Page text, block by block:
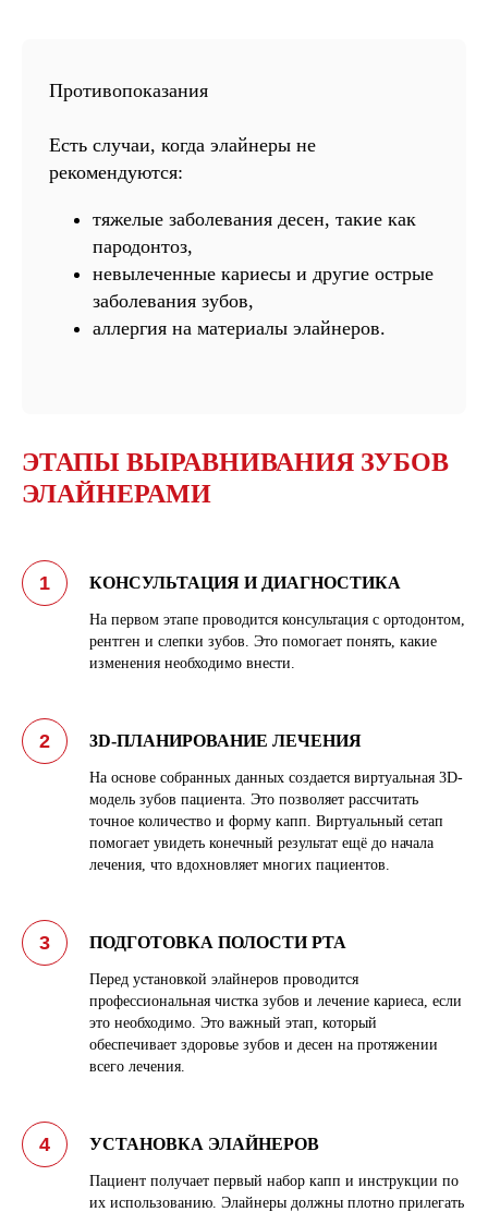
Противопоказания
Есть случаи, когда элайнеры не
рекомендуются:
тяжелые заболевания десен, такие как
пародонтоз,
невылеченные кариесы и другие острые
заболевания зубов,
аллергия на материалы элайнеров.
ЭТАПЫ ВЫРАВНИВАНИЯ ЗУБОВ
ЭЛАЙНЕРАМИ
КОНСУЛЬТАЦИЯ И ДИАГНОСТИКА
На первом этапе проводится консультация с ортодонтом,
рентген и слепки зубов. Это помогает понять, какие
изменения необходимо внести.
3D-ПЛАНИРОВАНИЕ ЛЕЧЕНИЯ
На основе собранных данных создается виртуальная 3D-
модель зубов пациента. Это позволяет рассчитать
точное количество и форму капп. Виртуальный сетап
помогает увидеть конечный результат ещё до начала
лечения, что вдохновляет многих пациентов.
ПОДГОТОВКА ПОЛОСТИ РТА
Перед установкой элайнеров проводится
профессиональная чистка зубов и лечение кариеса, если
это необходимо. Это важный этап, который
обеспечивает здоровье зубов и десен на протяжении
всего лечения.
УСТАНОВКА ЭЛАЙНЕРОВ
Пациент получает первый набор капп и инструкции по
их использованию. Элайнеры должны плотно прилегать